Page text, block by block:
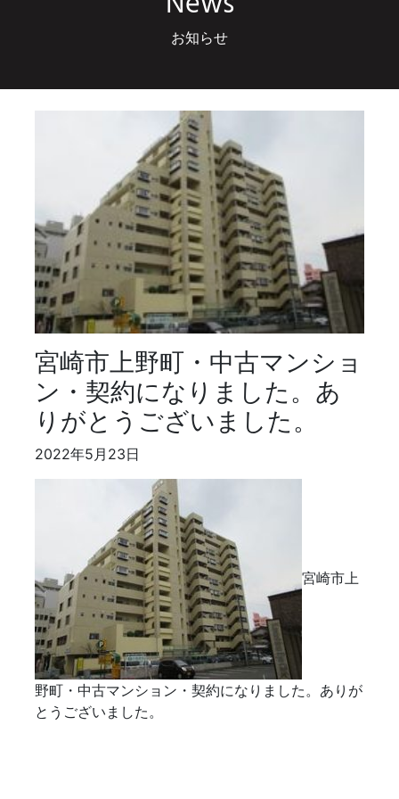
お知らせ
宮崎市上野町・中古マンショ
ン・契約になりました。あ
りがとうございました。
2022年5月23日
宮崎市上
野町・中古マンション・契約になりました。ありが
とうございました。